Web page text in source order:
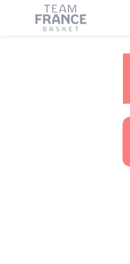
Panneau de gestion des cookies